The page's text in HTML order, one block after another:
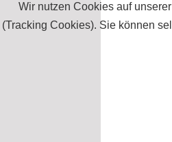
Wir nutzen Cookies auf
(Tracking Cookies). Sie können